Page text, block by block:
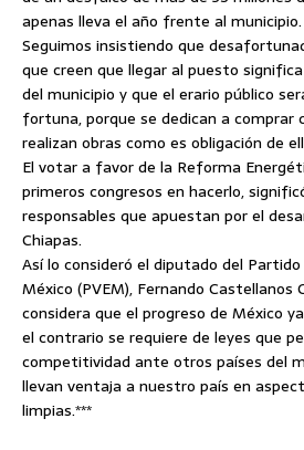
apenas lleva el año frente al municipio.
Seguimos insistiendo que
que creen que llegar al puesto
del municipio y que el erario público
fortuna, porque se dedican a comprar
realizan obras como es obligación de
El votar a favor de la Reforma
primeros congresos en hacerlo,
responsables que apuestan por el
Chiapas.
Así lo consideró el diputado del
México (PVEM), Fernando Castellanos
considera que el progreso de México
el contrario se requiere de leyes que
competitividad ante otros países del
llevan ventaja a nuestro país en
limpias.***